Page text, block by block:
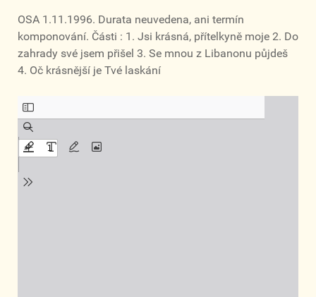
OSA 1.11.1996. Durata neuvedena, ani termín
komponování. Části : 1. Jsi krásná, přítelkyně moje 2. Do
zahrady své jsem přišel 3. Se mnou z Libanonu půjdeš
4. Oč krásnější je Tvé laskání